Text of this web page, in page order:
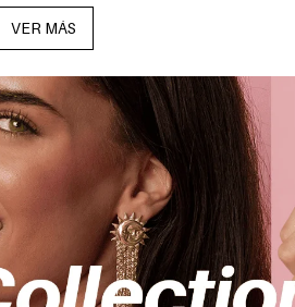
VER MÁS